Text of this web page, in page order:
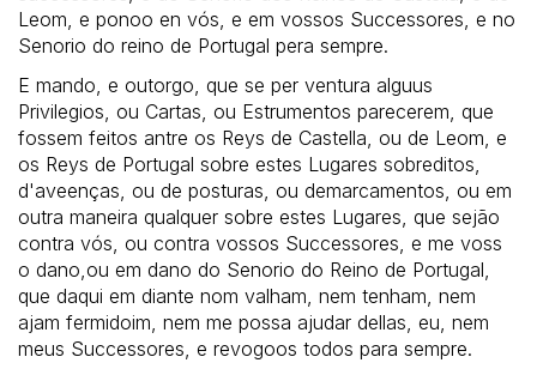
Leom, e ponoo en vós, e em vossos Successores, e no
Senorio do reino de Portugal pera sempre.
E mando, e outorgo, que se per ventura alguus
Privilegios, ou Cartas, ou Estrumentos parecerem, que
fossem feitos antre os Reys de Castella, ou de Leom, e
os Reys de Portugal sobre estes Lugares sobreditos,
d'aveenças, ou de posturas, ou demarcamentos, ou em
outra maneira qualquer sobre estes Lugares, que sejão
contra vós, ou contra vossos Successores, e me voss
o dano,ou em dano do Senorio do Reino de Portugal,
que daqui em diante nom valham, nem tenham, nem
ajam fermidoim, nem me possa ajudar dellas, eu, nem
meus Successores, e revogoos todos para sempre.